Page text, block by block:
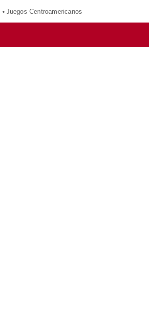
Juegos Centroamericanos